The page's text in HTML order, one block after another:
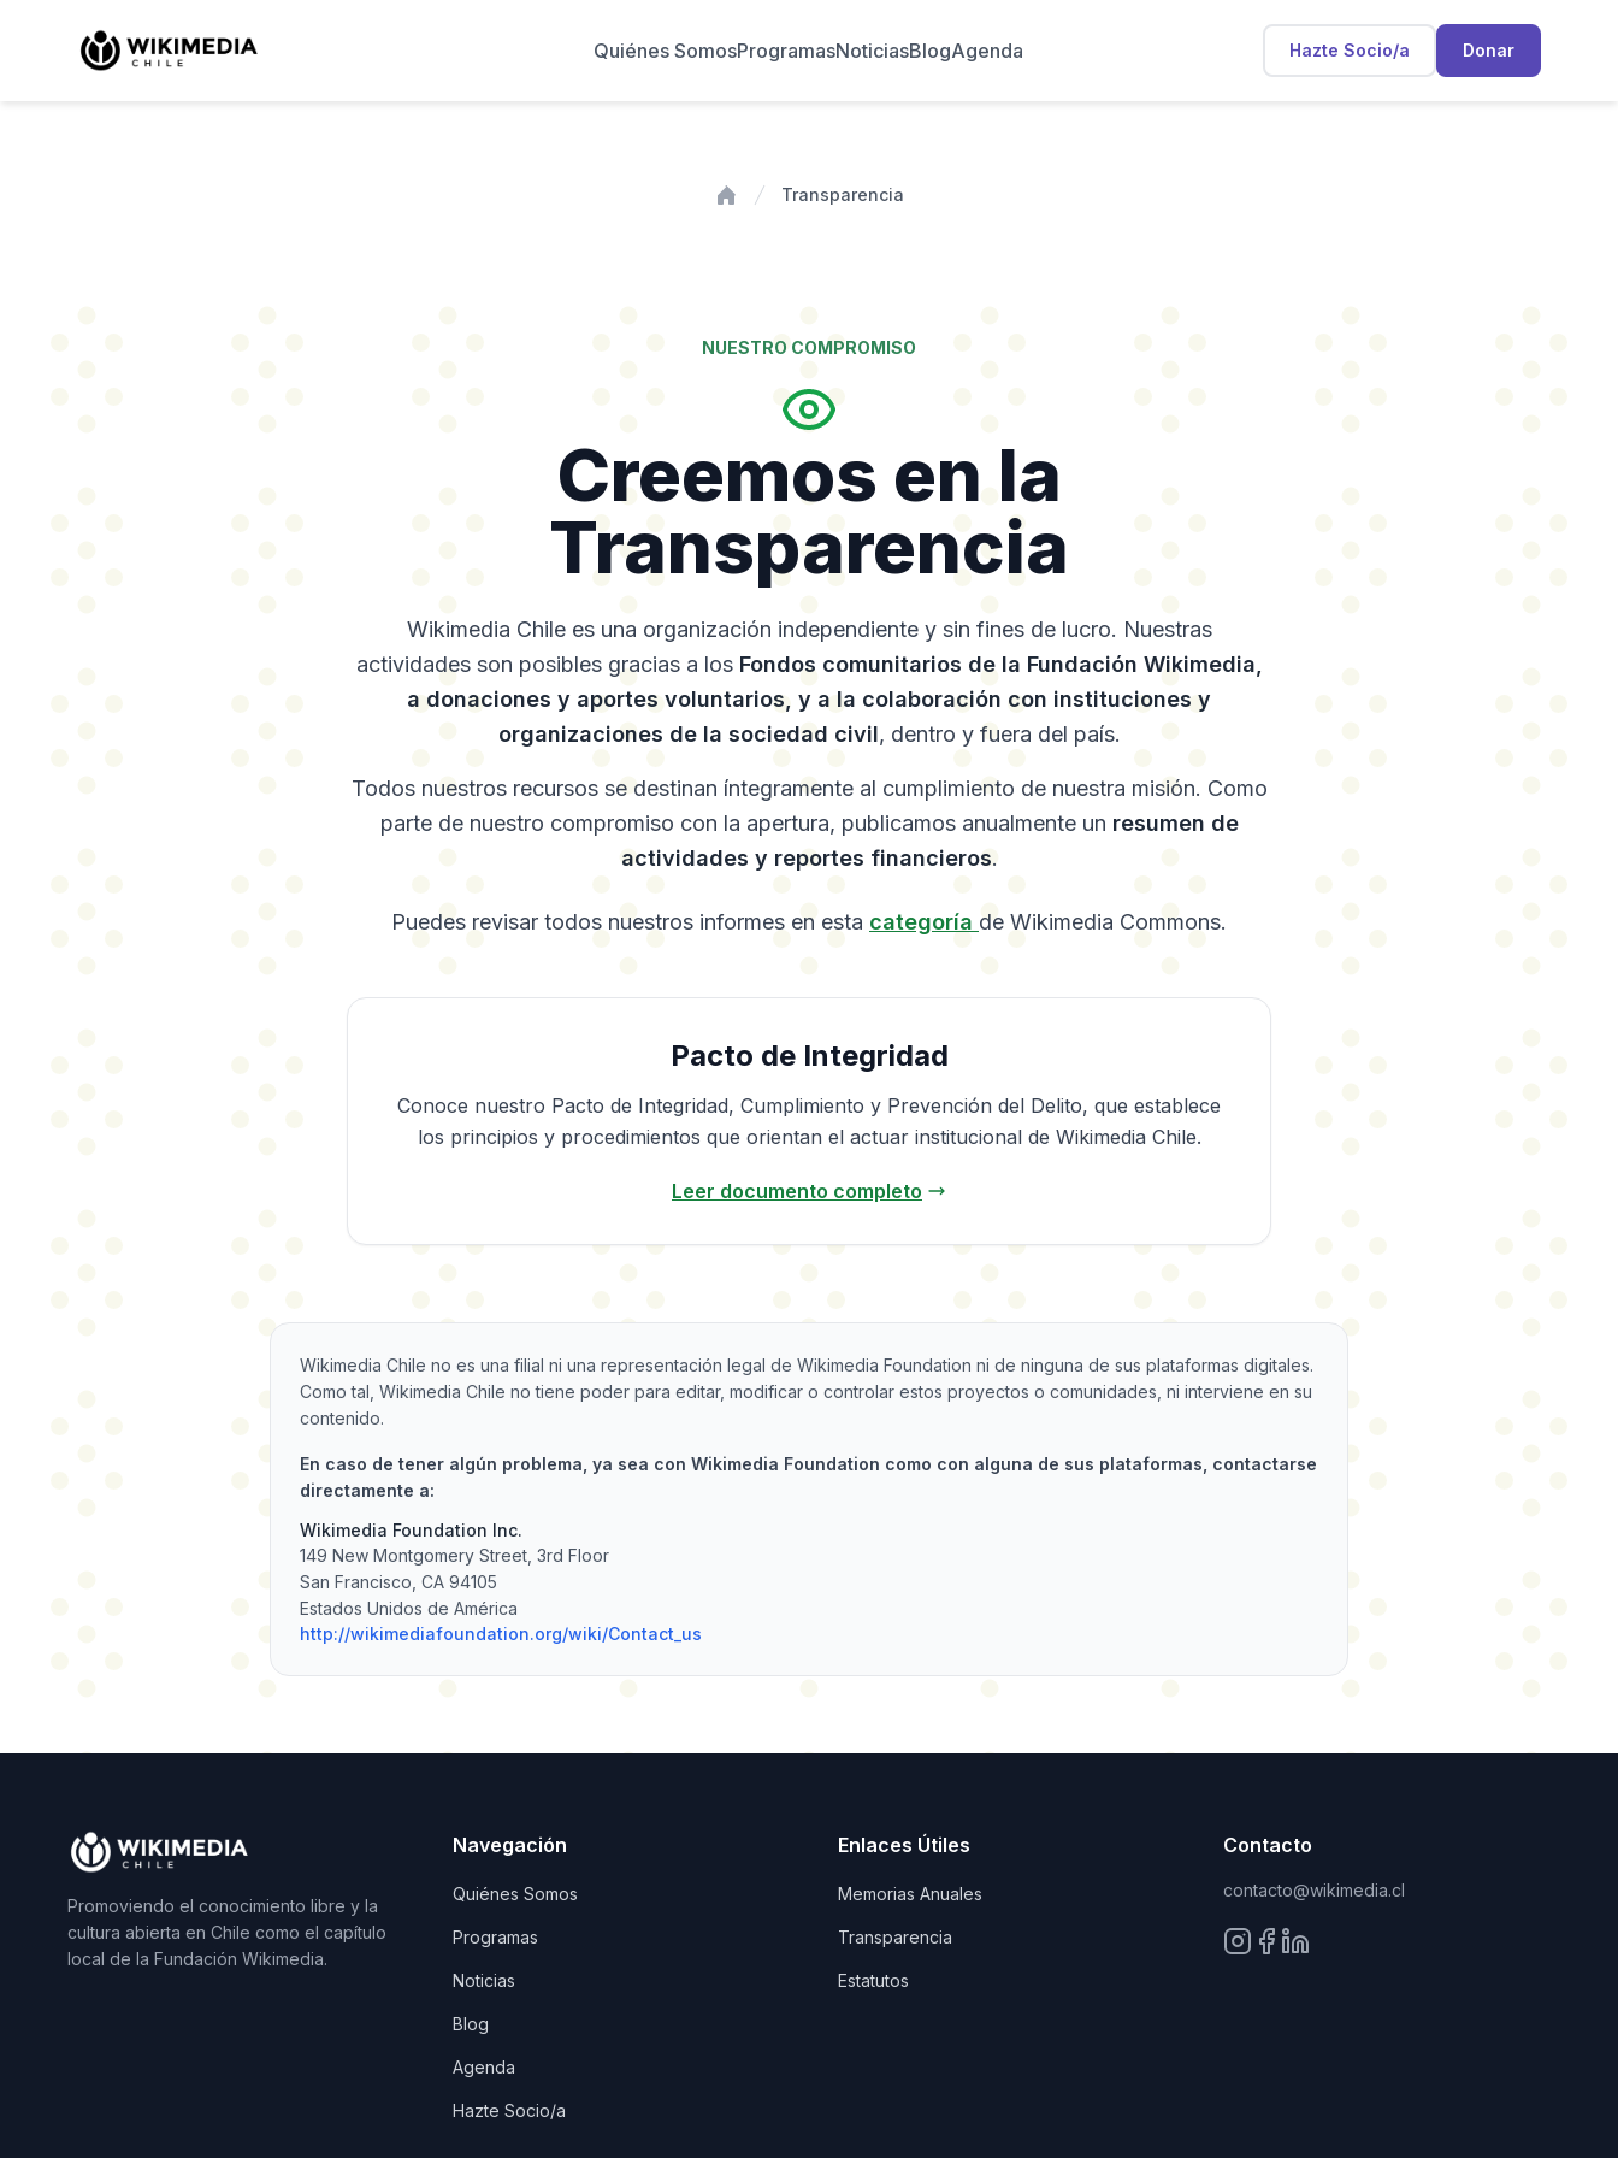
Quiénes SomosProgramasNoticiasBlogAgenda Hazte Socio/a Donar
Transparencia
NUESTRO COMPROMISO
Creemos en la
Transparencia
Wikimedia Chile es una organización independiente y sin fines de lucro. Nuestras
actividades son posibles gracias a los Fondos comunitarios de la Fundación Wikimedia,
a donaciones y aportes voluntarios, y a la colaboración con instituciones y
organizaciones de la sociedad civil, dentro y fuera del país.
Todos nuestros recursos se destinan íntegramente al cumplimiento de nuestra misión. Como
parte de nuestro compromiso con la apertura, publicamos anualmente un resumen de
actividades y reportes financieros.
Puedes revisar todos nuestros informes en esta categoría de Wikimedia Commons.
Pacto de Integridad
Conoce nuestro Pacto de Integridad, Cumplimiento y Prevención del Delito, que establece
los principios y procedimientos que orientan el actuar institucional de Wikimedia Chile.
Leer documento completo
Wikimedia Chile no es una filial ni una representación legal de Wikimedia Foundation ni de ninguna de sus plataformas digitales.
Como tal, Wikimedia Chile no tiene poder para editar, modificar o controlar estos proyectos o comunidades, ni interviene en su
contenido.
En caso de tener algún problema, ya sea con Wikimedia Foundation como con alguna de sus plataformas, contactarse
directamente a:
Wikimedia Foundation Inc.
149 New Montgomery Street, 3rd Floor
San Francisco, CA 94105
Estados Unidos de América
http://wikimediafoundation.org/wiki/Contact_us
Promoviendo el conocimiento libre y la
cultura abierta en Chile como el capítulo
local de la Fundación Wikimedia.
Navegación
Quiénes Somos
Programas
Noticias
Blog
Agenda
Hazte Socio/a
Enlaces Útiles
Memorias Anuales
Transparencia
Estatutos
Contacto
contacto@wikimedia.cl